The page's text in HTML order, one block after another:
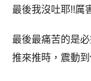
最後我沒吐耶!!厲
最後最痛苦的是
推來推時，震動